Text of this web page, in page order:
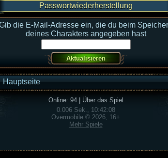
Passwortwiederherstellung
die E-Mail-Adresse ein, die du beim
deines Charakters angegeben hast
Hauptseite
Online: 94| Über das Spiel
0.006 Sek., 10:42:08
Overmobile © 2026, 16+
Mehr Spiele